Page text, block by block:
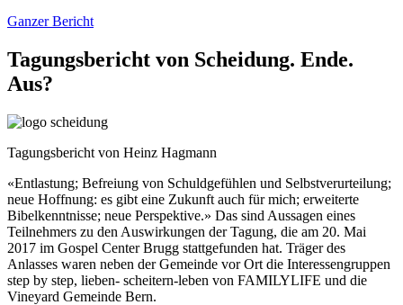
Ganzer Bericht
Tagungsbericht von Scheidung. Ende.
Aus?
Tagungsbericht von Heinz Hagmann
«Entlastung; Befreiung von Schuldgefühlen und Selbstverurteilung;
neue Hoffnung: es gibt eine Zukunft auch für mich; erweiterte
Bibelkenntnisse; neue Perspektive.» Das sind Aussagen eines
Teilnehmers zu den Auswirkungen der Tagung, die am 20. Mai
2017 im Gospel Center Brugg stattgefunden hat. Träger des
Anlasses waren neben der Gemeinde vor Ort die Interessengruppen
step by step, lieben- scheitern-leben von FAMILYLIFE und die
Vineyard Gemeinde Bern.